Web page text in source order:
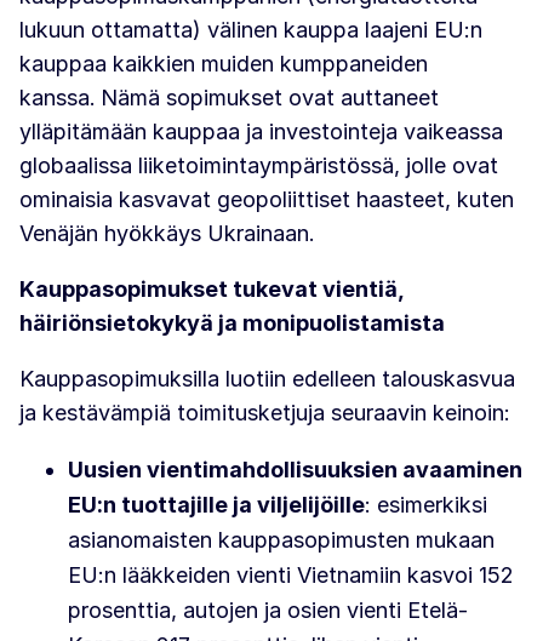
lukuun ottamatta) välinen kauppa laajeni EU:n
kauppaa kaikkien muiden kumppaneiden
kanssa. Nämä sopimukset ovat auttaneet
ylläpitämään kauppaa ja investointeja vaikeassa
globaalissa liiketoimintaympäristössä, jolle ovat
ominaisia kasvavat geopoliittiset haasteet, kuten
Venäjän hyökkäys Ukrainaan.
Kauppasopimukset tukevat vientiä,
häiriönsietokykyä ja monipuolistamista
Kauppasopimuksilla luotiin edelleen talouskasvua
ja kestävämpiä toimitusketjuja seuraavin keinoin:
Uusien vientimahdollisuuksien avaaminen
EU:n tuottajille ja viljelijöille: esimerkiksi
asianomaisten kauppasopimusten mukaan
EU:n lääkkeiden vienti Vietnamiin kasvoi 152
prosenttia, autojen ja osien vienti Etelä-